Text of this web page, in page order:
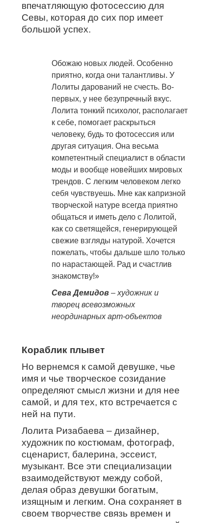
впечатляющую фотосессию для
Севы, которая до сих пор имеет
большой успех.
Обожаю новых людей. Особенно
приятно, когда они талантливы. У
Лолиты дарований не счесть. Во-
первых, у нее безупречный вкус.
Лолита тонкий психолог, располагает
к себе, помогает раскрыться
человеку, будь то фотосессия или
другая ситуация. Она весьма
компетентный специалист в области
моды и вообще новейших мировых
трендов. С легким человеком легко
себя чувствуешь. Мне как капризной
творческой натуре всегда приятно
общаться и иметь дело с Лолитой,
как со светящейся, генерирующей
свежие взгляды натурой. Хочется
пожелать, чтобы дальше шло только
по нарастающей. Рад и счастлив
знакомству!»
Сева Демидов – художник и
творец всевозможных
неординарных арт-объектов
Кораблик плывет
Но вернемся к самой девушке, чье
имя и чье творческое созидание
определяют смысл жизни и для нее
самой, и для тех, кто встречается с
ней на пути.
Лолита Ризабаева – дизайнер,
художник по костюмам, фотограф,
сценарист, балерина, эссеист,
музыкант. Все эти специализации
взаимодействуют между собой,
делая образ девушки богатым,
изящным и легким. Она сохраняет в
своем творчестве связь времен и